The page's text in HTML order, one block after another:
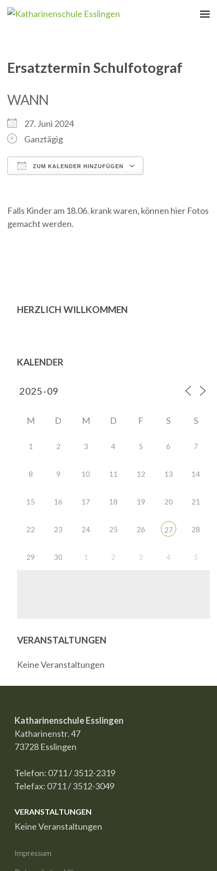
Zum
Inhalt
Ersatztermin Schulfotograf
WANN
27. Juni 2024
Ganztägig
ZUM KALENDER HINZUFÜGEN
Falls Kinder am 18.06. krank waren, können hier Fotos
gemacht werden.
HERZLICH WILLKOMMEN
KALENDER
M D M D F S S
1 2 3 4 5 6 7
8 9 10 11 12 13 14
15 16 17 18 19 20 21
22 23 24 25 26 27 28
29 30 1 2 3 4 5
VERANSTALTUNGEN
Keine Veranstaltungen
Katharinenschule Esslingen
Katharinenstr. 47
73728 Esslingen
Telefon: 0711 / 3512-2319
Telefax: 0711 / 3512-3049
VERANSTALTUNGEN
Keine Veranstaltungen
Impressum